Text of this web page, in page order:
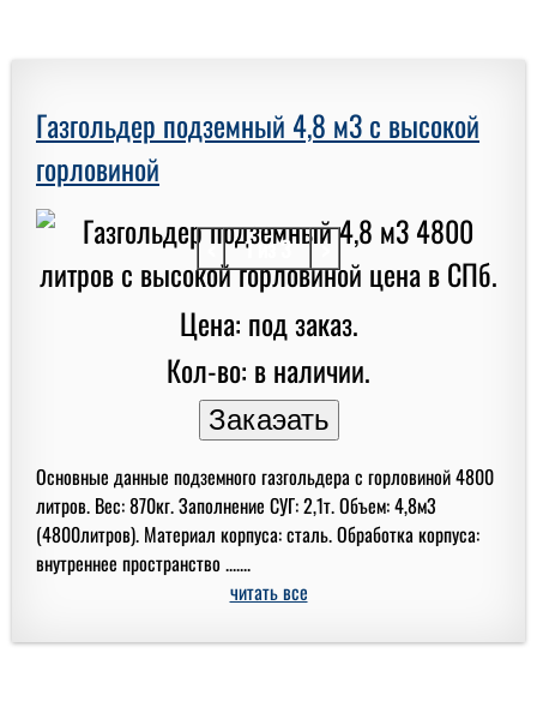
Газгольдер подземный 4,8 м3 с высокой
горловиной
< 1 из 3 >
Цена: под заказ.
Кол-во: в наличии.
Основные данные подземного газгольдера с горловиной 4800
литров. Вес: 870кг. Заполнение СУГ: 2,1т. Объем: 4,8м3
(4800литров). Материал корпуса: сталь. Обработка корпуса:
внутреннее пространство .......
читать все